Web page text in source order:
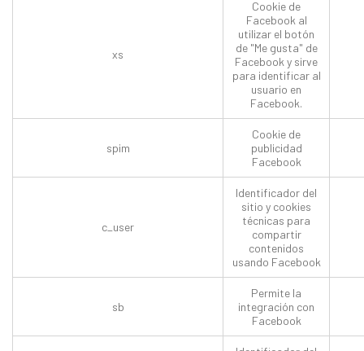
xs
Cookie de
Facebook al
utilizar el botón
de "Me gusta" de
Facebook y sirve
para identificar al
usuario en
Facebook.
spim
Cookie de
publicidad
Facebook
c_user
Identificador del
sitio y cookies
técnicas para
compartir
contenidos
usando Facebook
sb
Permite la
integración con
Facebook